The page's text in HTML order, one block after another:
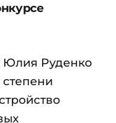
Юлия Руденко